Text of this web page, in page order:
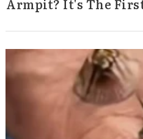
Armpit? It's The